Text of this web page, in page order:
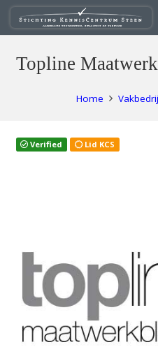
Topline
Home
Verified Lid KCS